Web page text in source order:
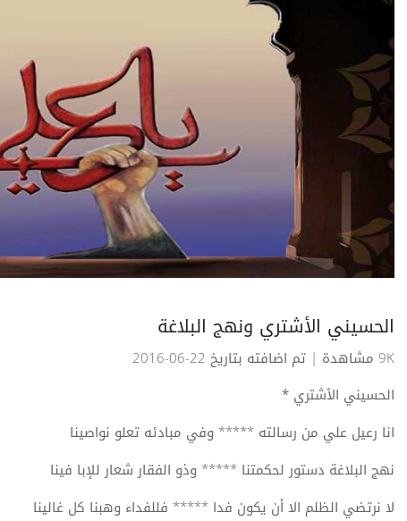
الحسيني الأشتري ونهج البلاغة
9K مشاهدة
| تم اضافته بتاريخ 22-06-2016
الحسيني الأشتري *
انا رعيل علي من رسالته ***** وفي مبادئه تعلو نواصينا
نهج البلاغة دستور لحكمتنا ***** وذو الفقار شعار للإبا فينا
لا نرتضي الظلم الا أن يكون فدا ***** فللفداء وهبنا كل غالينا